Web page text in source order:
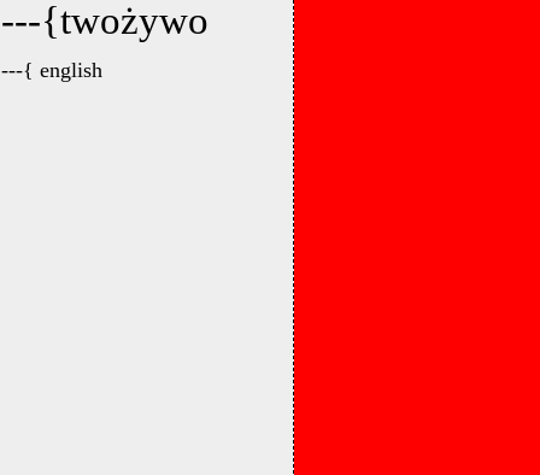
---{twożywo
---{ english